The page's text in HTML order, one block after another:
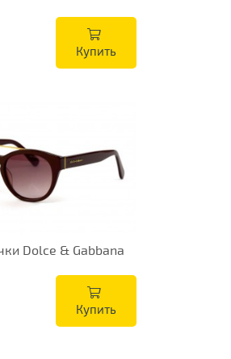
Купить
Dolce & Gabbana
Купить